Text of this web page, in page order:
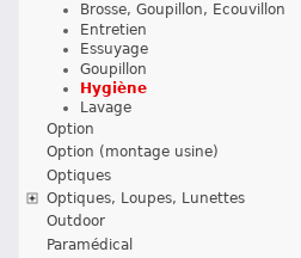
Brosse, Goupillon, Ecouvillon
Entretien
Essuyage
Goupillon
Hygiène
Lavage
Option
Option (montage usine)
Optiques
Optiques, Loupes, Lunettes
Outdoor
Paramédical